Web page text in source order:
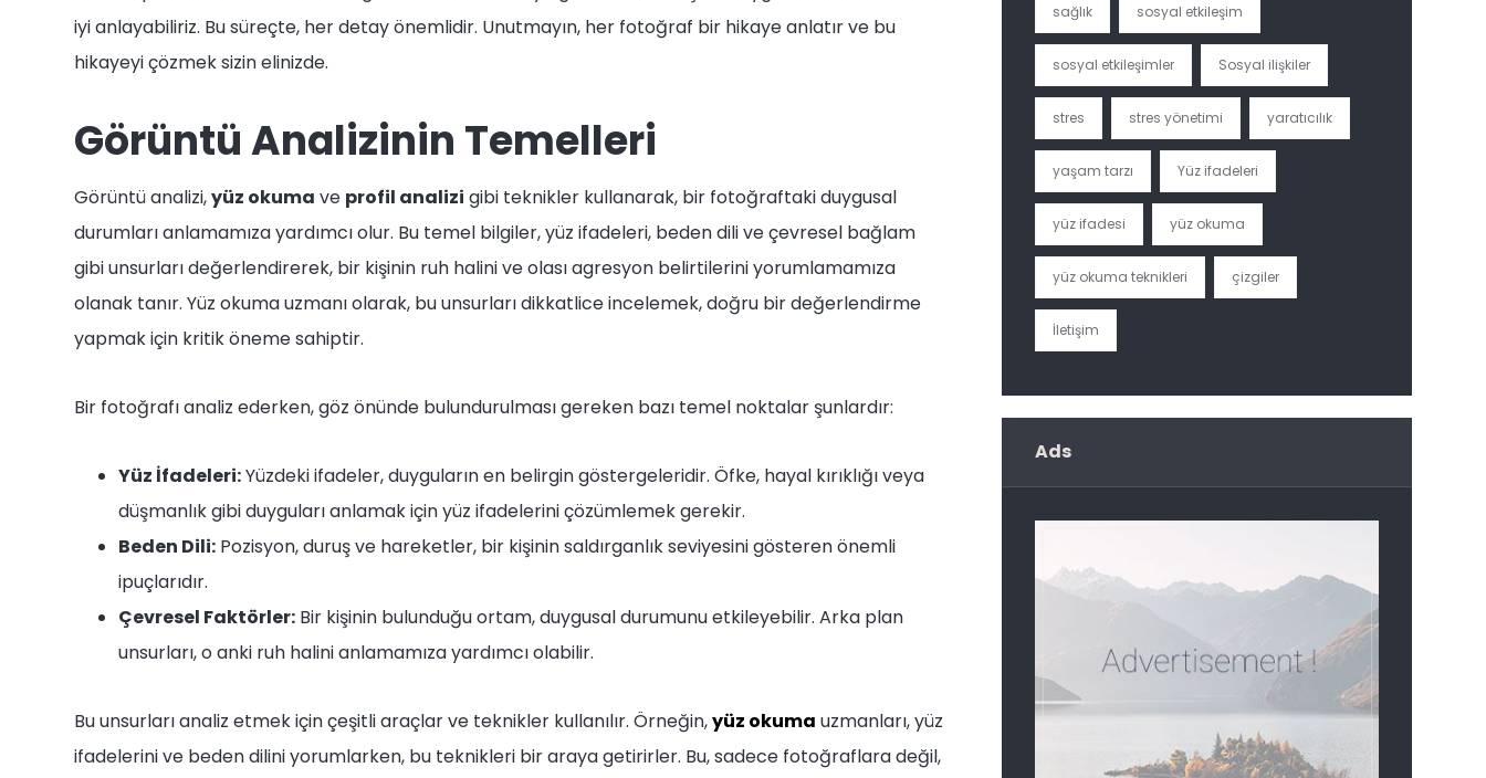
iyi anlayabiliriz. Bu süreçte, her detay önemlidir. Unutmayın, her fotoğraf bir hikaye anlatır ve bu
hikayeyi çözmek sizin elinizde.
Görüntü Analizinin Temelleri
Görüntü analizi,yüz okuma ve profil analizi gibi teknikler kullanarak, bir fotoğraftaki duygusal
durumları anlamamıza yardımcı olur. Bu temel bilgiler, yüz ifadeleri, beden dili ve çevresel bağlam
gibi unsurları değerlendirerek, bir kişinin ruh halini ve olası agresyon belirtilerini yorumlamamıza
olanak tanır. Yüz okuma uzmanı olarak, bu unsurları dikkatlice incelemek, doğru bir değerlendirme
yapmak için kritik öneme sahiptir.
Bir fotoğrafı analiz ederken, göz önünde bulundurulması gereken bazı temel noktalar şunlardır:
Yüz İfadeleri:Yüzdeki ifadeler, duyguların en belirgin göstergeleridir. Öfke, hayal kırıklığı veya
düşmanlık gibi duyguları anlamak için yüz ifadelerini çözümlemek gerekir.
Beden Dili: Pozisyon, duruş ve hareketler, bir kişinin saldırganlık seviyesini gösteren önemli
ipuçlarıdır.
Çevresel Faktörler: Bir kişinin bulunduğu ortam, duygusal durumunu etkileyebilir. Arka plan
unsurları, o anki ruh halini anlamamıza yardımcı olabilir.
Bu unsurları analiz etmek için çeşitli araçlar ve teknikler kullanılır. Örneğin,yüz okuma uzmanları, yüz
ifadelerini ve beden dilini yorumlarken, bu teknikleri bir araya getirirler. Bu, sadece fotoğraflara değil,
sağlık sosyal etkileşim
sosyal etkileşimler Sosyal ilişkiler
stres stres yönetimi yaratıcılık
yaşam tarzı Yüz ifadeleri
yüz ifadesi yüz okuma
yüz okuma teknikleri çizgiler
İletişim
Ads